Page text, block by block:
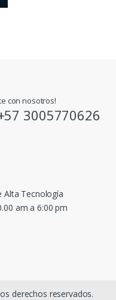
con nosotros!
3005770626
Alta Tecnología
am a 6:00 pm
derechos reservados.